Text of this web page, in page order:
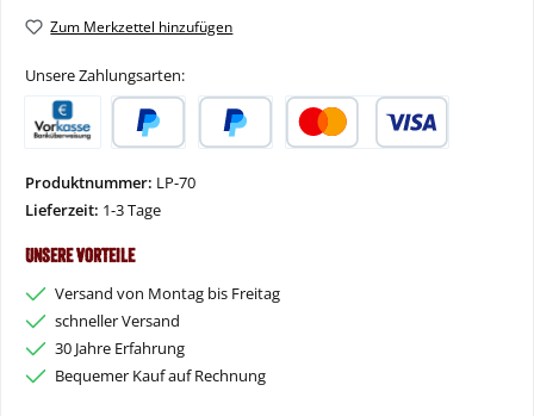
Zum Merkzettel hinzufügen
Unsere Zahlungsarten:
Produktnummer: LP-70
Lieferzeit: 1-3 Tage
Unsere Vorteile
Versand von Montag bis Freitag
schneller Versand
30 Jahre Erfahrung
Bequemer Kauf auf Rechnung